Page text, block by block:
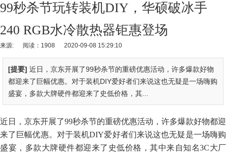
99秒杀节玩转装机DIY，华硕破冰手
240 RGB水冷散热器钜惠登场
来源: 阅读：1908 2020-09-08 15:29:10
[提要] 近日，京东开展了99秒杀节的重磅优惠活动，许多爆款好物
都迎来了巨幅优惠。对于装机DIY爱好者们来说这也无疑是一场嗨购
盛宴，多款大牌硬件都迎来了史低价格，其...
近日，京东开展了99秒杀节的重磅优惠活动，许多爆款好物都迎
来了巨幅优惠。对于装机DIY爱好者们来说这也无疑是一场嗨购
盛宴，多款大牌硬件都迎来了史低价格，其中来自知名3C大厂